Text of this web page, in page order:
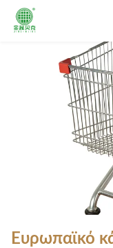
Ευρωπαϊκό